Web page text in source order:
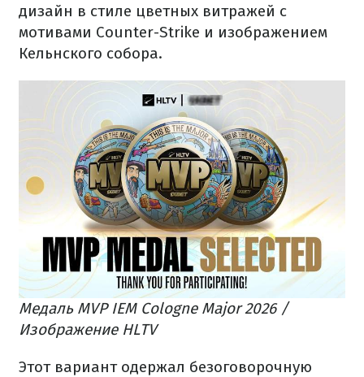
дизайн в стиле цветных витражей с
мотивами Counter-Strike и изображением
Кельнского собора.
Медаль MVP IEM Cologne Major 2026 /
Изображение HLTV
Этот вариант одержал безоговорочную